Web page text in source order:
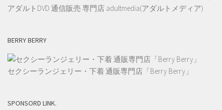
アダルトDVD 通信販売 専門店 adultmedia(アダルトメディア)
BERRY BERRY
セクシーランジェリー・下着 通販専門店「Berry Berry」
SPONSORD LINK.